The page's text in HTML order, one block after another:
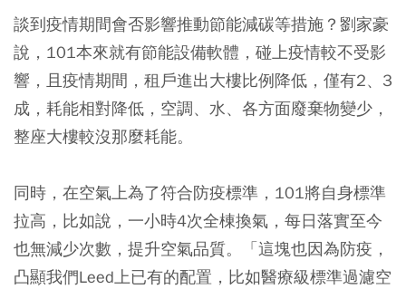
談到疫情期間會否影響推動節能減碳等措施？劉家豪
說，101本來就有節能設備軟體，碰上疫情較不受影
響，且疫情期間，租戶進出大樓比例降低，僅有2、3
成，耗能相對降低，空調、水、各方面廢棄物變少，
整座大樓較沒那麼耗能。
同時，在空氣上為了符合防疫標準，101將自身標準
拉高，比如說，一小時4次全棟換氣，每日落實至今
也無減少次數，提升空氣品質。「這塊也因為防疫，
凸顯我們Leed上已有的配置，比如醫療級標準過濾空